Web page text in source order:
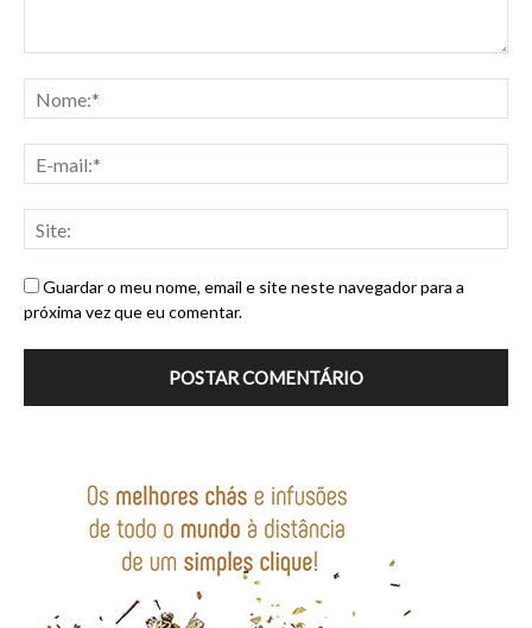
Guardar o meu nome, email e site neste navegador para a
próxima vez que eu comentar.